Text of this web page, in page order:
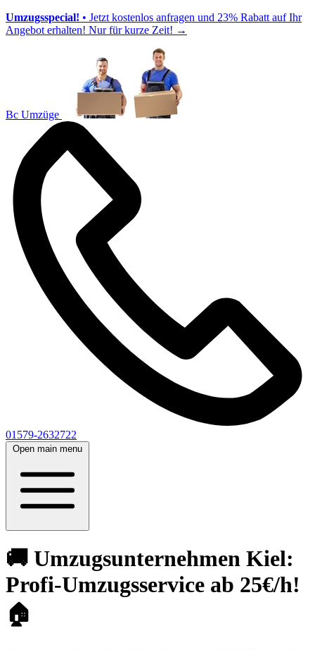
Umzugsspecial! • Jetzt kostenlos anfragen und 23% Rabatt auf Ihr
Angebot erhalten! Nur für kurze Zeit! →
Bc Umzüge
01579-2632722
Open main menu
🚚 Umzugsunternehmen Kiel:
Profi-Umzugsservice ab 25€/h!
🏠